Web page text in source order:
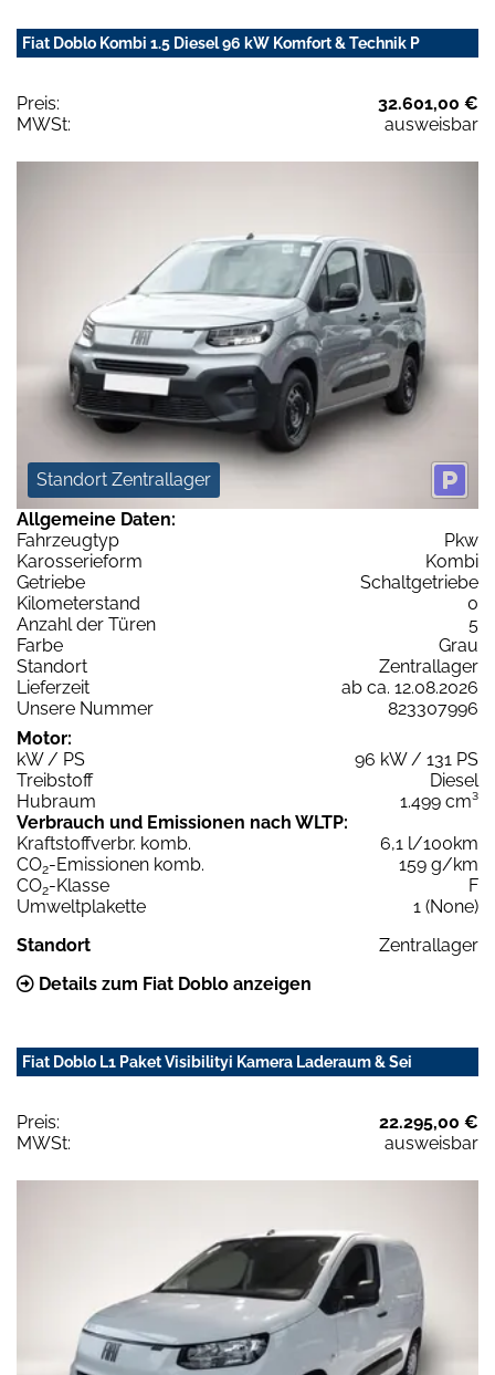
Fiat Doblo Kombi 1.5 Diesel 96 kW Komfort & Technik P
Preis:
32.601,00 €
MWSt:
ausweisbar
Standort Zentrallager
Allgemeine Daten:
Fahrzeugtyp
Pkw
Karosserieform
Kombi
Getriebe
Schaltgetriebe
Kilometerstand
0
Anzahl der Türen
5
Farbe
Grau
Standort
Zentrallager
Lieferzeit
ab ca. 12.08.2026
Unsere Nummer
823307996
Motor:
kW / PS
96 kW / 131 PS
Treibstoff
Diesel
Hubraum
1.499 cm³
Verbrauch und Emissionen nach WLTP:
Kraftstoffverbr. komb.
6,1 l/100km
CO2-Emissionen komb.
159 g/km
CO2-Klasse
F
Umweltplakette
1 (None)
Standort
Zentrallager
Details zum Fiat Doblo anzeigen
Fiat Doblo L1 Paket Visibilityi Kamera Laderaum & Sei
Preis:
22.295,00 €
MWSt:
ausweisbar